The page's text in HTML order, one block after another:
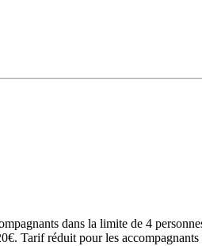
dans la limite de 4
Tarif réduit pour les accompagnants